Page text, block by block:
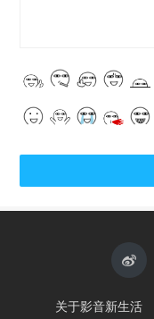
关于影音新生活